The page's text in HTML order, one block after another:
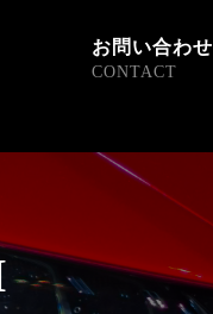
お問い合わせ
CONTACT